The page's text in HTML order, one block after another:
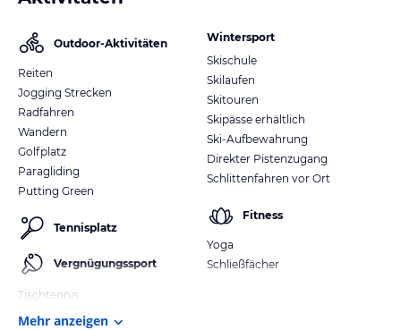
Outdoor-Aktivitäten
Reiten
Jogging Strecken
Radfahren
Wandern
Golfplatz
Paragliding
Putting Green
Tennisplatz
Vergnügungssport
Tischtennis
Wintersport
Skischule
Skilaufen
Skitouren
Skipässe erhältlich
Ski-Aufbewahrung
Direkter Pistenzugang
Schlittenfahren vor Ort
Fitness
Yoga
Schließfächer
Mehr anzeigen